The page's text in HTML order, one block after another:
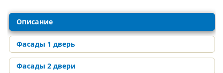
Описание
Фасады 1 дверь
Фасады 2 двери